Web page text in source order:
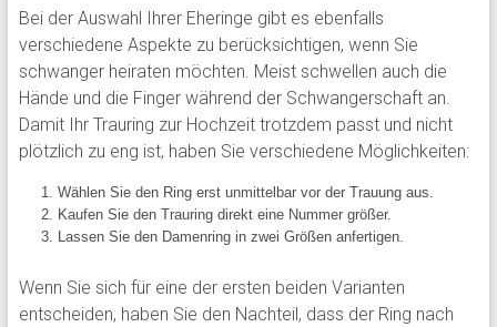
Bei der Auswahl Ihrer Eheringe gibt es ebenfalls
verschiedene Aspekte zu berücksichtigen, wenn Sie
schwanger heiraten möchten. Meist schwellen auch die
Hände und die Finger während der Schwangerschaft an.
Damit Ihr Trauring zur Hochzeit trotzdem passt und nicht
plötzlich zu eng ist, haben Sie verschiedene Möglichkeiten:
Wählen Sie den Ring erst unmittelbar vor der Trauung aus.
Kaufen Sie den Trauring direkt eine Nummer größer.
Lassen Sie den Damenring in zwei Größen anfertigen.
Wenn Sie sich für eine der ersten beiden Varianten
entscheiden, haben Sie den Nachteil, dass der Ring nach